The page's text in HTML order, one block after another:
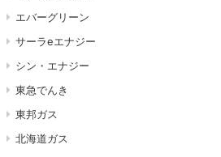
エバーグリーン
サーラeエナジー
シン・エナジー
東急でんき
東邦ガス
北海道ガス